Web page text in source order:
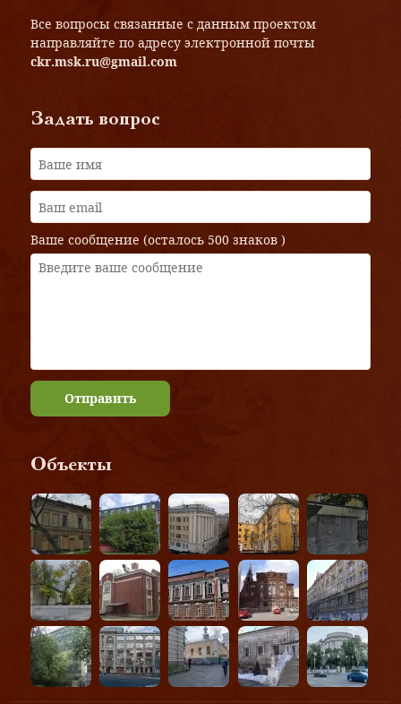
Все вопросы связанные с данным проектом
направляйте по адресу электронной почты
ckr.msk.ru@gmail.com
Задать вопрос
Ваше сообщение (осталось 500 знаков )
Отправить
Объекты